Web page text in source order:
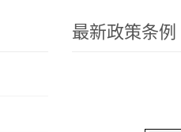
最新政策条例